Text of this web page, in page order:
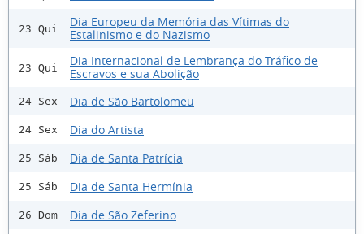
23 Qui
Dia Europeu da Memória das Vítimas do
Estalinismo e do Nazismo
23 Qui
Dia Internacional de Lembrança do Tráfico de
Escravos e sua Abolição
24 Sex Dia de São Bartolomeu
24 Sex Dia do Artista
25 Sáb Dia de Santa Patrícia
25 Sáb Dia de Santa Hermínia
26 Dom Dia de São Zeferino